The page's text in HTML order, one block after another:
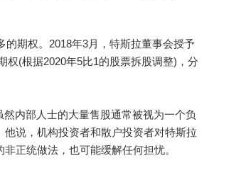
期权。2018年3月，特斯拉董事会授予
权(根据2020年5比1的股票拆股调整)，分
内部人士的大量售股通常被视为一个负
说，机构投资者和散户投资者对特斯拉
正统做法，也可能缓解任何担忧。